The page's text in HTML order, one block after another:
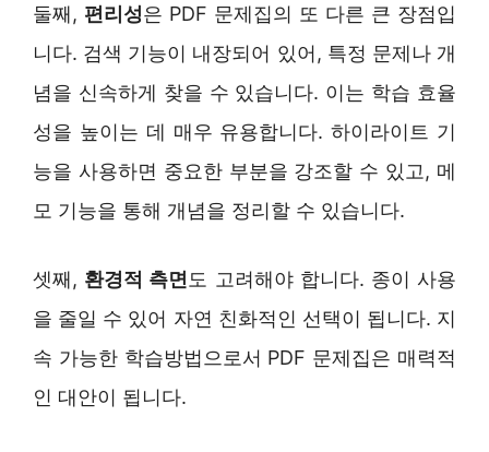
둘째, 편리성은 PDF 문제집의 또 다른 큰 장점입
니다. 검색 기능이 내장되어 있어, 특정 문제나 개
념을 신속하게 찾을 수 있습니다. 이는 학습 효율
성을 높이는 데 매우 유용합니다. 하이라이트 기
능을 사용하면 중요한 부분을 강조할 수 있고, 메
모 기능을 통해 개념을 정리할 수 있습니다.
셋째, 환경적 측면 도 고려해야 합니다. 종이 사용
을 줄일 수 있어 자연 친화적인 선택이 됩니다. 지
속 가능한 학습방법으로서 PDF 문제집은 매력적
인 대안이 됩니다.